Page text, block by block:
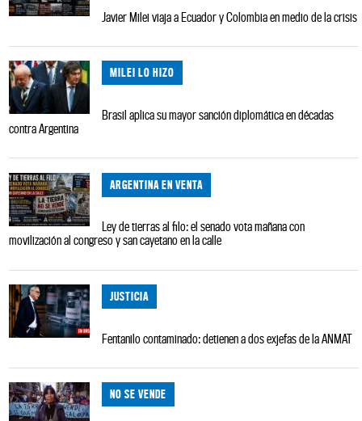
Javier Milei viaja a Ecuador y Colombia en medio de la crisis
MILEI LO HIZO
Brasil aplica su mayor sanción diplomática en décadas
contra Argentina
ARGENTINA EN VENTA
Ley de tierras al filo: el senado vota mañana con
movilización al congreso y san cayetano en la calle
JUSTICIA
Fentanilo contaminado: detienen a dos exjefas de la ANMAT
NO SE VENDE